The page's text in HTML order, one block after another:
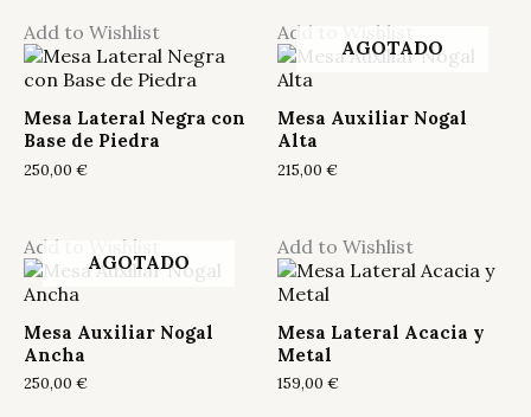
Add to Wishlist
Mesa Lateral Negra con
Base de Piedra
250,00 €
Add to Wishlist
AGOTADO
Mesa Auxiliar Nogal
Alta
215,00 €
Add to Wishlist
AGOTADO
Mesa Auxiliar Nogal
Ancha
250,00 €
Add to Wishlist
Mesa Lateral Acacia y
Metal
159,00 €